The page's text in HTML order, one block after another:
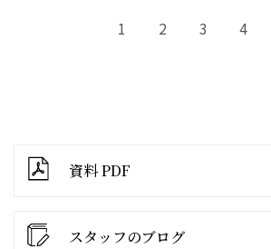
1 2 3 4
資料 PDF
スタッフのブログ